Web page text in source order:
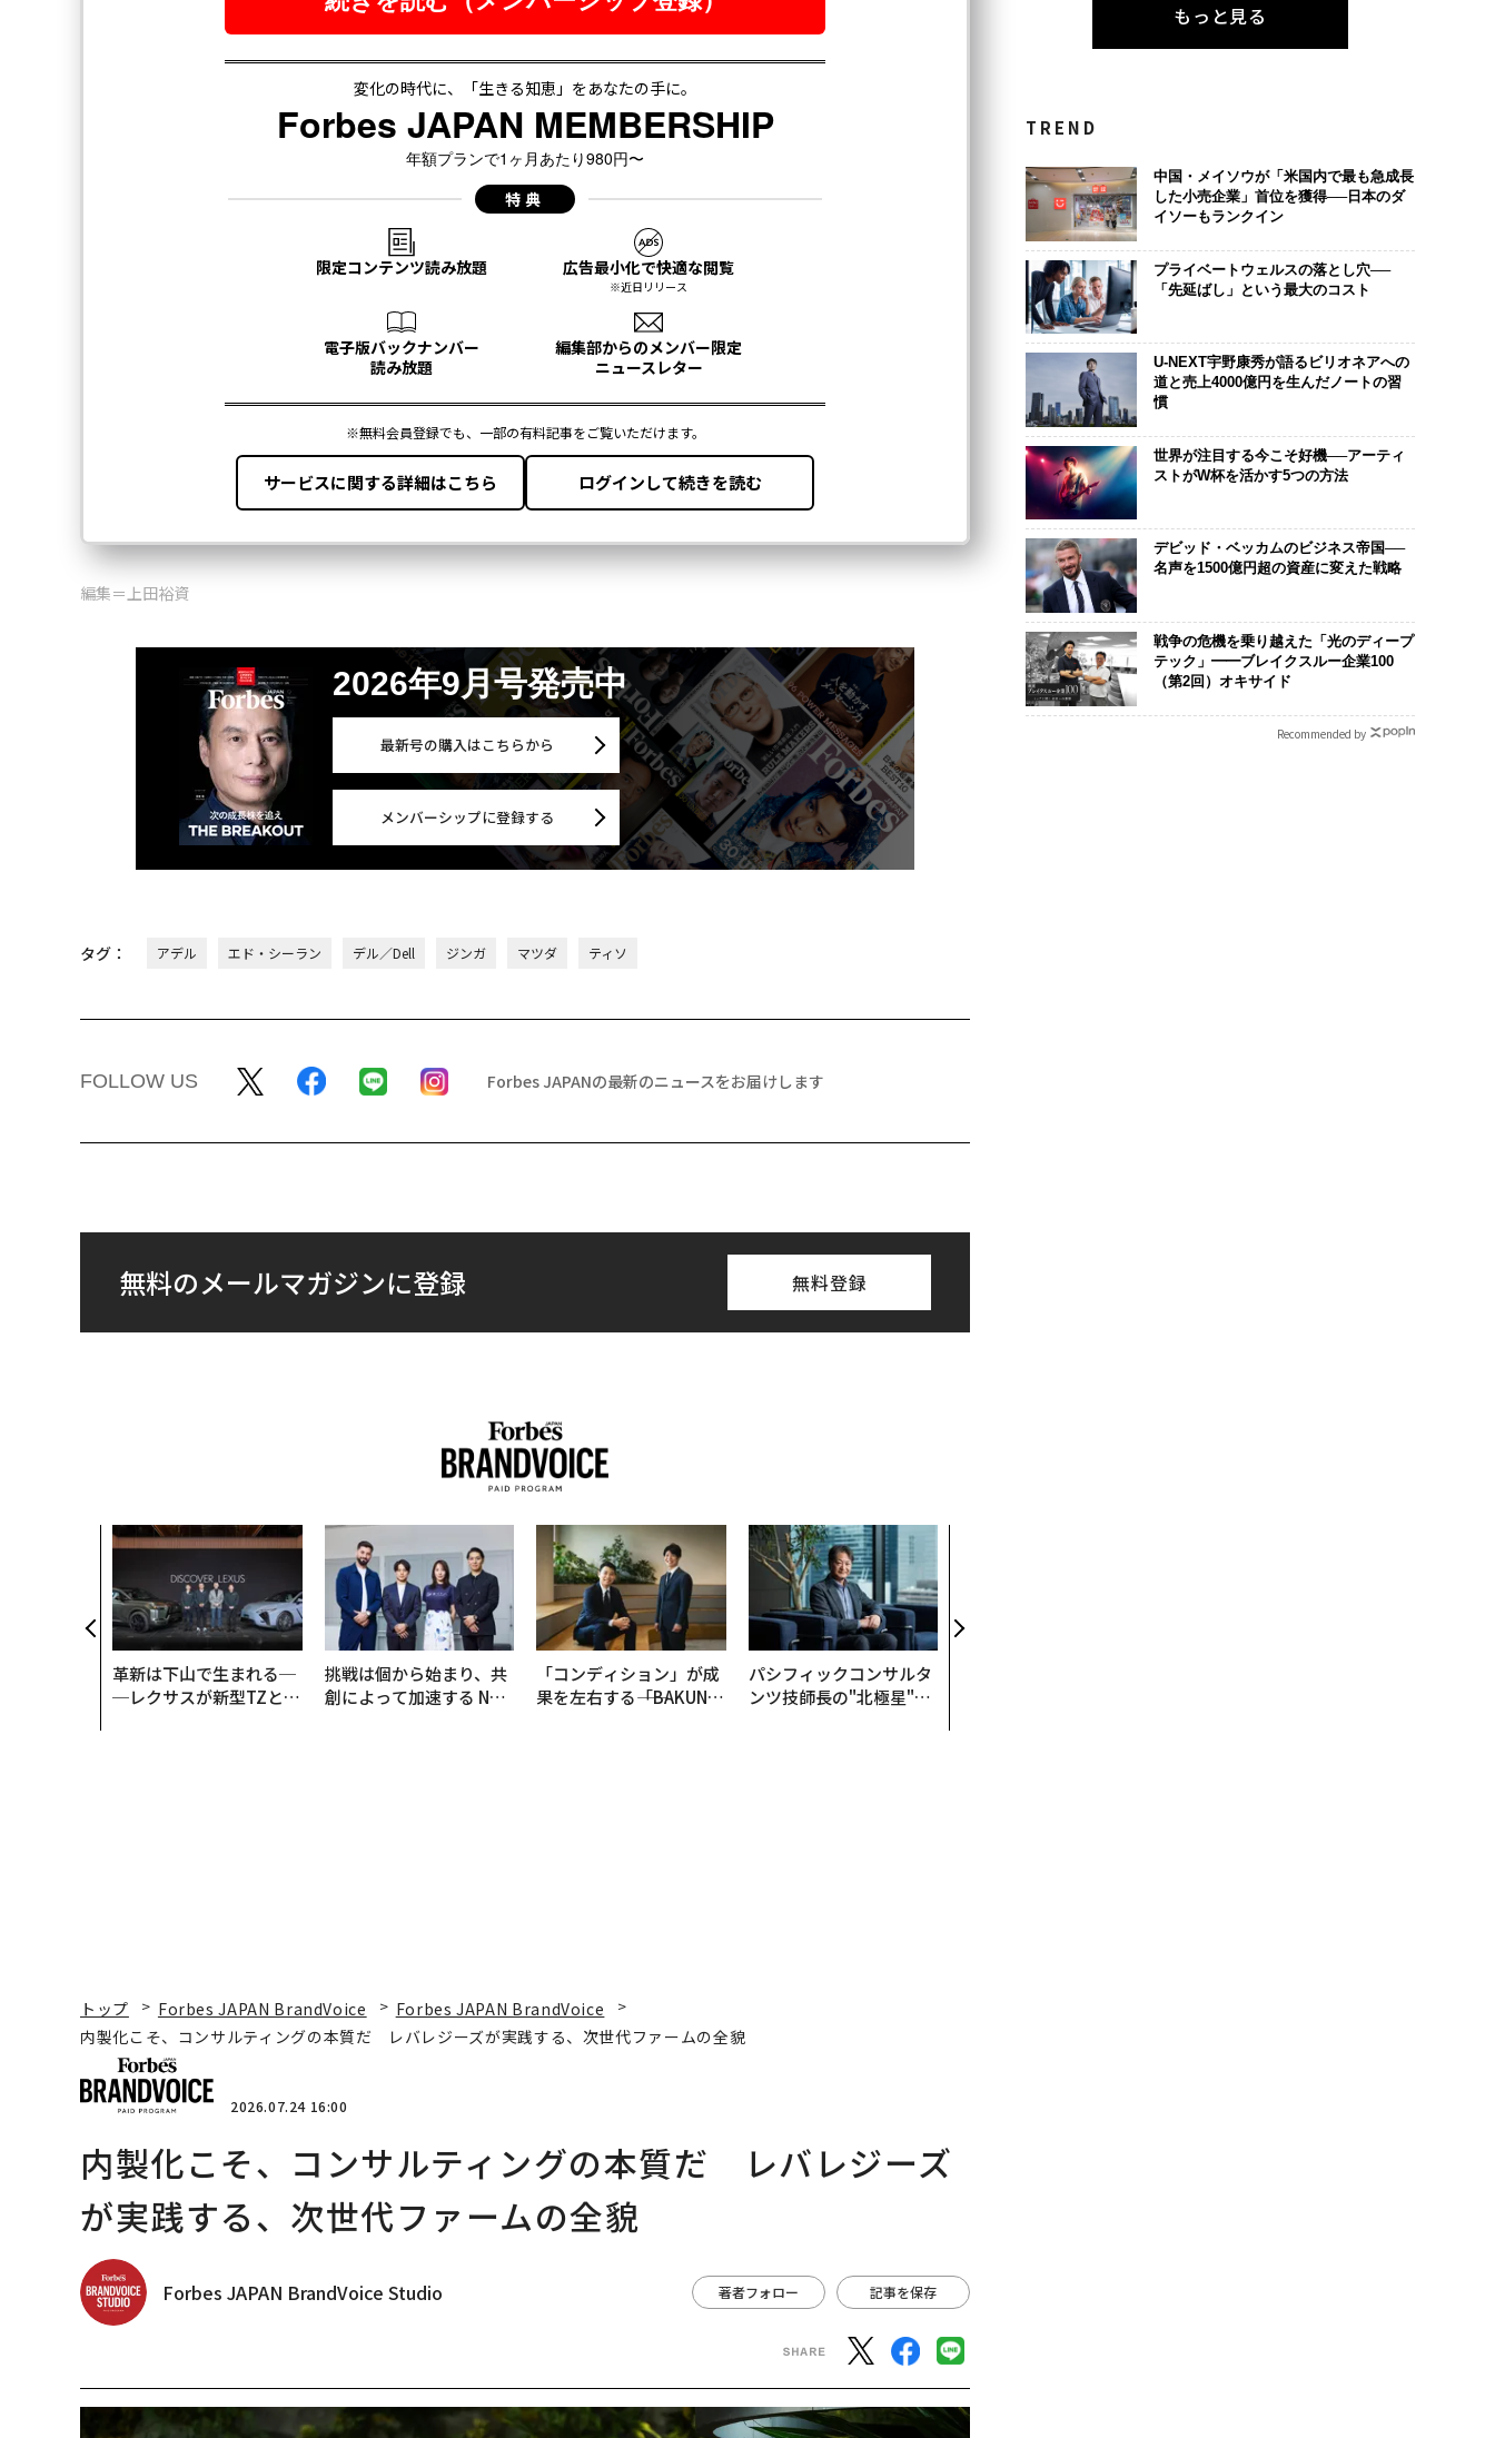
編集＝上田裕資
2026年9月号発売中
最新号の購入はこちらから
メンバーシップに登録する
タグ： アデル エド・シーラン デル／Dell ジンガ マツダ ティソ
FOLLOW US Forbes JAPANの最新のニュースをお届けします
無料のメールマガジンに登録 無料登録
革新は下山で生まれる─
─レクサスが新型TZとE
挑戦は個から始まり、共
創によって加速する NOR
「コンディション」が成
果を左右する――「BAKUN
パシフィックコンサルタ
ンツ技師長の"北極星"。
る1日│CAREER SUMMI
もっと見る
TREND
中国・メイソウが「米国内で最も急成長
した小売企業」首位を獲得──日本のダ
イソーもランクイン
プライベートウェルスの落とし穴──
「先延ばし」という最大のコスト
U-NEXT宇野康秀が語るビリオネアへの
道と売上4000億円を生んだノートの習
慣
世界が注目する今こそ好機──アーティ
ストがW杯を活かす5つの方法
デビッド・ベッカムのビジネス帝国──
名声を1500億円超の資産に変えた戦略
戦争の危機を乗り越えた「光のディープ
テック」━━ブレイクスルー企業100
（第2回）オキサイド
Recommended by
トップ Forbes JAPAN BrandVoice
Forbes JAPAN BrandVoice
内製化こそ、コンサルティングの本質だ レバレジーズが実践する、次世代ファームの全貌
2026.07.24 16:00
内製化こそ、コンサルティングの本質だ レバレジーズ
が実践する、次世代ファームの全貌
Forbes JAPAN BrandVoice Studio 著者フォロー 記事を保存